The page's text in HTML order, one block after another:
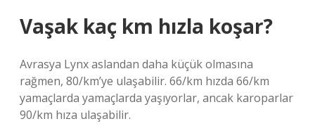
Vaşak kaç km hızla koşar?
Avrasya Lynx aslandan daha küçük olmasına
rağmen, 80/km’ye ulaşabilir. 66/km hızda 66/km
yamaçlarda yamaçlarda yaşıyorlar, ancak karoparlar
90/km hıza ulaşabilir.